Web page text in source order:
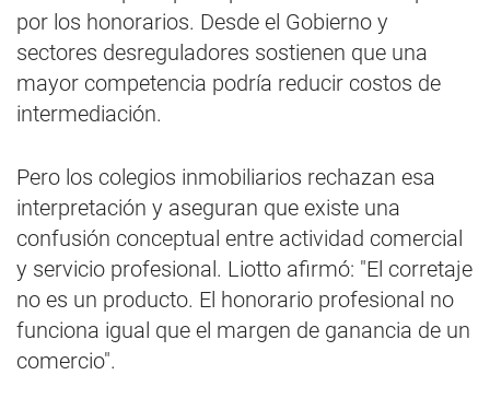
por los honorarios. Desde el Gobierno y
sectores desreguladores sostienen que una
mayor competencia podría reducir costos de
intermediación.
Pero los colegios inmobiliarios rechazan esa
interpretación y aseguran que existe una
confusión conceptual entre actividad comercial
y servicio profesional. Liotto afirmó: "El corretaje
no es un producto. El honorario profesional no
funciona igual que el margen de ganancia de un
comercio".